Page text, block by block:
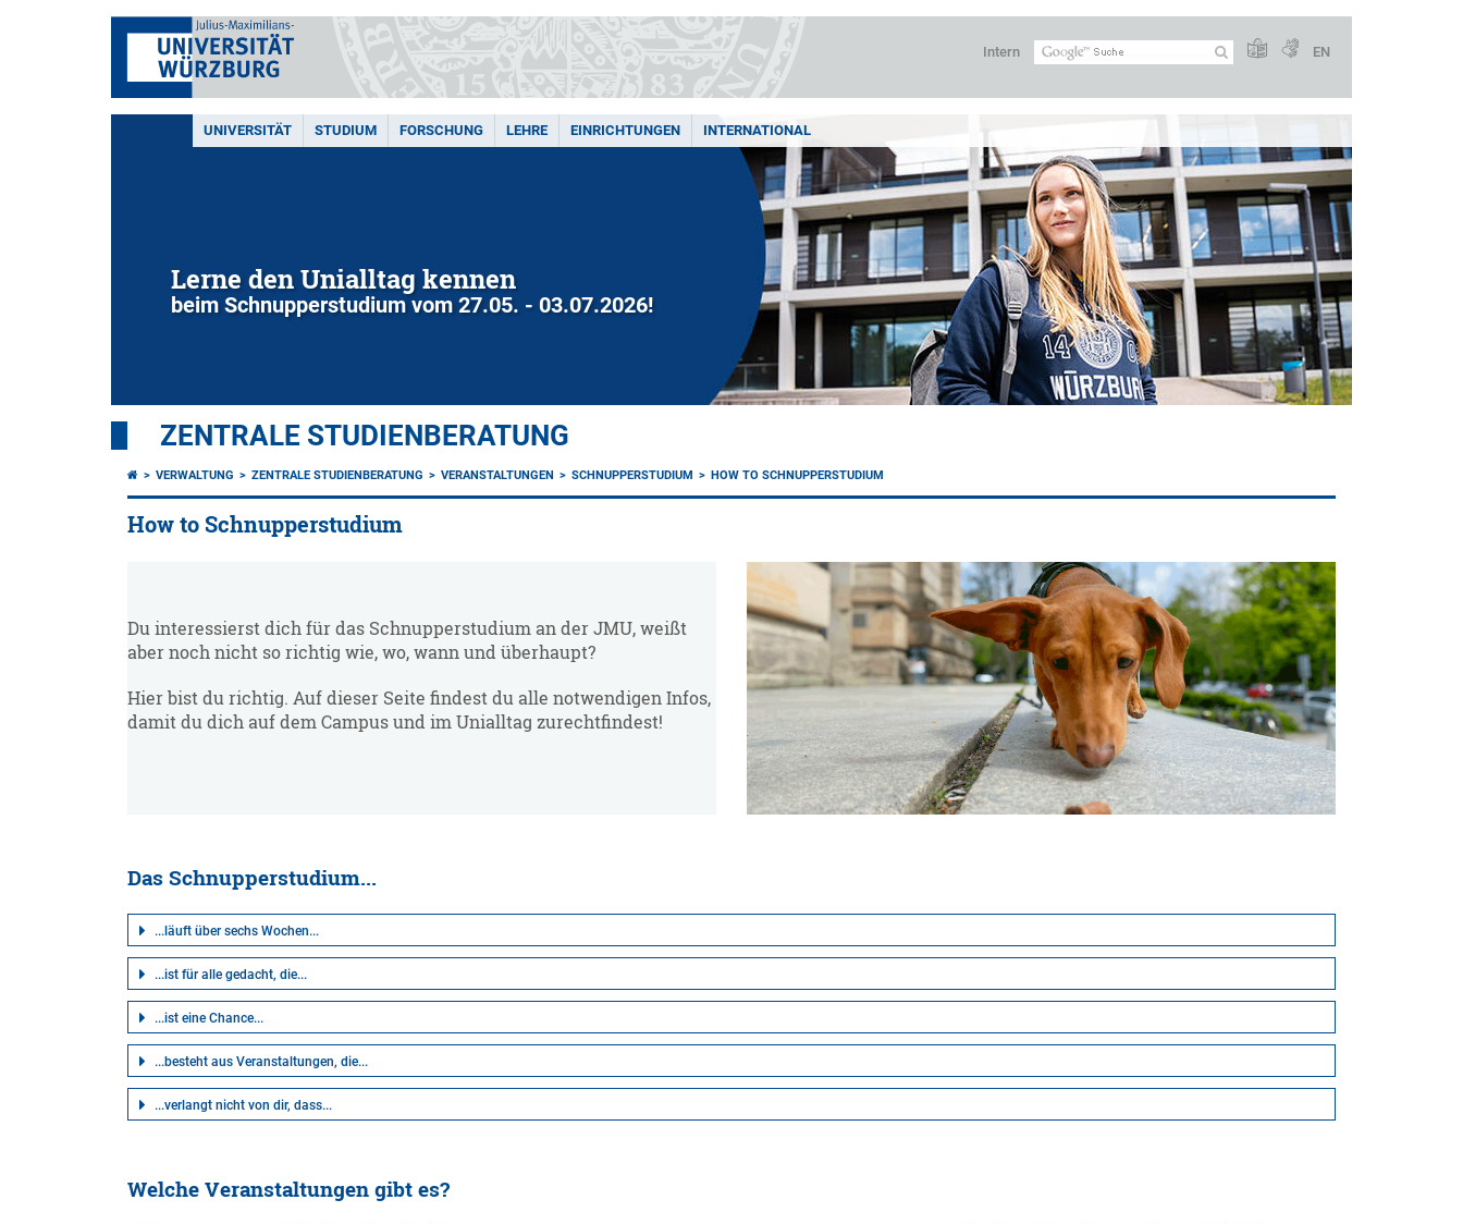
Intern EN
UNIVERSITÄT STUDIUM FORSCHUNG LEHRE EINRICHTUNGEN INTERNATIONAL
Lerne den Unialltag kennen
beim Schnupperstudium vom 27.05. - 03.07.2026!
ZENTRALE STUDIENBERATUNG
VERWALTUNG ZENTRALE STUDIENBERATUNG VERANSTALTUNGEN SCHNUPPERSTUDIUM HOW TO SCHNUPPERSTUDIUM
How to Schnupperstudium
Du interessierst dich für das Schnupperstudium an der JMU, weißt
aber noch nicht so richtig wie, wo, wann und überhaupt?
Hier bist du richtig. Auf dieser Seite findest du alle notwendigen Infos,
damit du dich auf dem Campus und im Unialltag zurechtfindest!
Das Schnupperstudium...
...läuft über sechs Wochen...
...ist für alle gedacht, die...
...ist eine Chance...
...besteht aus Veranstaltungen, die...
...verlangt nicht von dir, dass...
Welche Veranstaltungen gibt es?